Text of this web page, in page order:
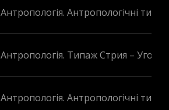
Антропологія. Антропологічні
Антропологія. Типаж Стрия –
Антропологія. Антропологічні